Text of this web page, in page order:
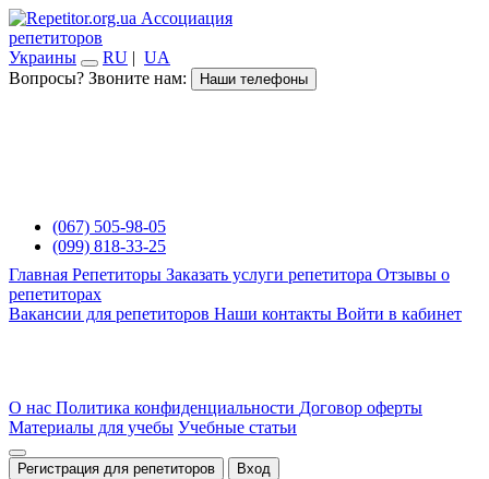
Ассоциация
репетиторов
Украины
RU | UA
Вопросы? Звоните нам:
Наши телефоны
(067) 505-98-05
(099) 818-33-25
Главная Репетиторы Заказать услуги репетитора Отзывы о
репетиторах
Вакансии для репетиторов Наши контакты Войти в кабинет
О нас Политика конфиденциальности Договор оферты
Материалы для учебы Учебные статьи
Регистрация для репетиторов Вход